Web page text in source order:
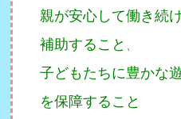
親が安心して働き続
補助すること
子どもたちに豊かな
を保障すること